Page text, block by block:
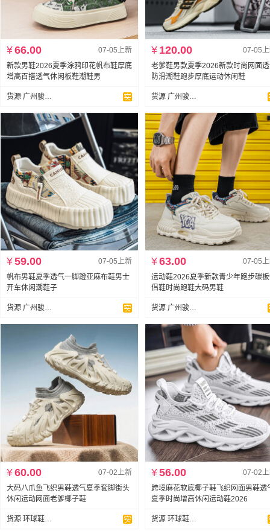
07-05上新
¥66.00
新款男鞋2026夏季涂鸦印花帆布鞋厚底
增高百搭透气休闲板鞋潮鞋男
货源 广州骏达鞋业
07-05
¥ 120.00
老爹鞋男款夏季2026新款时尚网面
防滑潮鞋跑步厚底运动休闲鞋
货源 广州骏达鞋业
07-05上新
¥59.00
帆布男鞋夏季透气一脚蹬亚麻布鞋男士
开车休闲潮鞋子
货源 广州骏达鞋业
07-05
¥63.00
运动鞋2026夏季新款青少年跑步碳
侣鞋时尚跑鞋大码男鞋
货源 广州骏达鞋业
07-02上新
¥60.00
大码八爪鱼飞织男鞋透气夏季套脚街头
休闲运动网面老爹椰子鞋
货源 环球鞋业支持代发
07-02
¥56.00
跨境麻花软底椰子鞋飞织网面男鞋透
夏季时尚增高休闲运动鞋2026
货源 环球鞋业支持代发